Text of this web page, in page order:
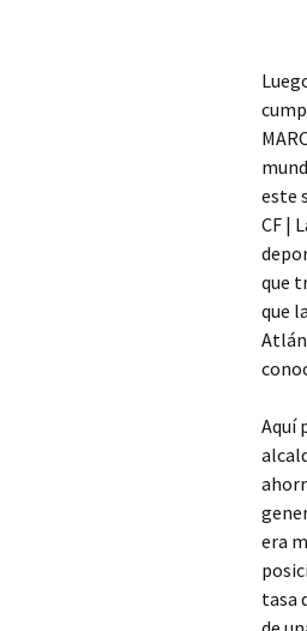
este
CF |
que
que
Aquí
era
tasa